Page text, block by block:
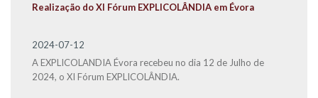
Realização do XI Fórum EXPLICOLÂNDIA em Évora
2024-07-12
A EXPLICOLANDIA Évora recebeu no dia 12 de Julho de
2024, o XI Fórum EXPLICOLÂNDIA.